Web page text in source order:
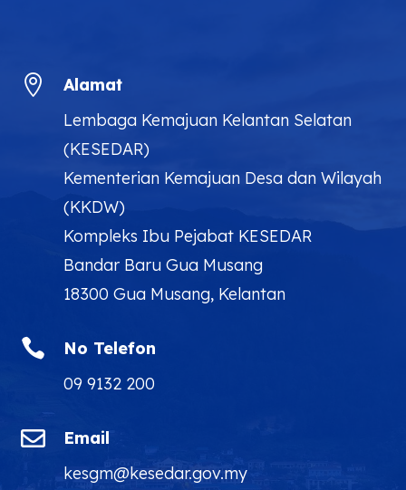

Alamat
Lembaga Kemajuan Kelantan Selatan
(KESEDAR)
Kementerian Kemajuan Desa dan Wilayah
(KKDW)
Kompleks Ibu Pejabat KESEDAR
Bandar Baru Gua Musang
18300 Gua Musang, Kelantan

No Telefon
09 9132 200

Email
kesgm@kesedar.gov.my